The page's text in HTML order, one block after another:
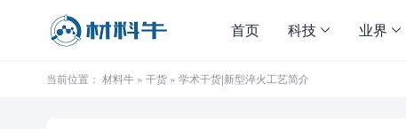
首页 科技 业界
当前位置： 材料牛 » 干货 » 学术干货|新型淬火工艺简介